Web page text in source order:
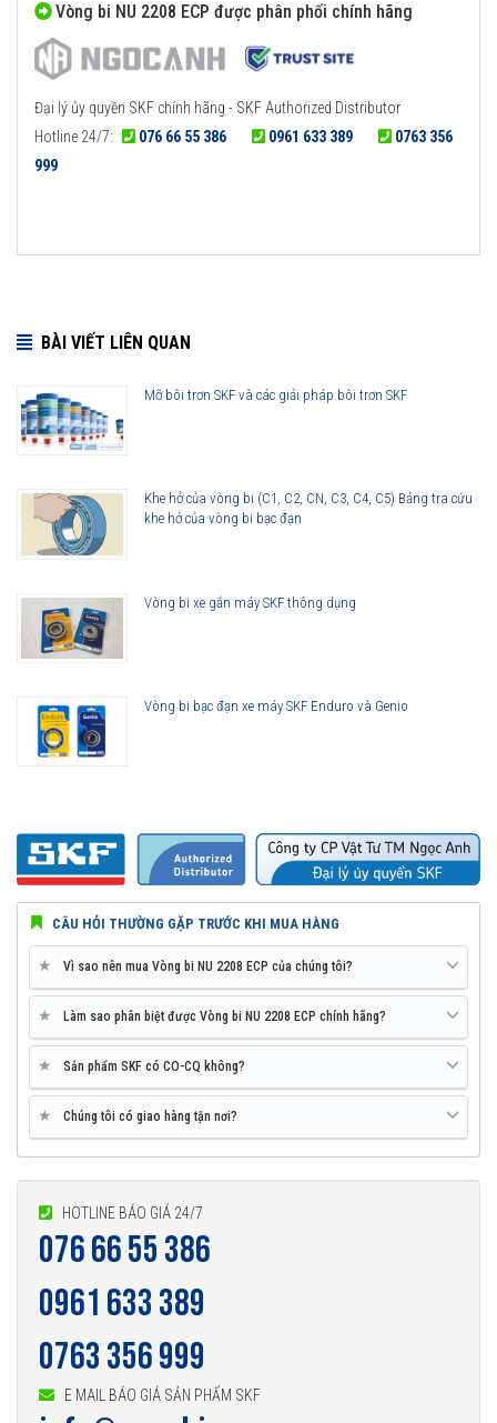
Vòng bi NU 2208 ECP được phân phối chính hãng
Đại lý ủy quyền SKF chính hãng - SKF Authorized Distributor
Hotline 24/7:
076 66 55 386 0961 633 389
0763 356
999
BÀI VIẾT LIÊN QUAN
Mỡ bôi trơn SKF và các giải pháp bôi trơn SKF
Khe hở của vòng bi (C1, C2, CN, C3, C4, C5) Bảng tra cứu
khe hở của vòng bi bạc đạn
Vòng bi xe gắn máy SKF thông dụng
Vòng bi bạc đạn xe máy SKF Enduro và Genio
CÂU HỎI THƯỜNG GẶP TRƯỚC KHI MUA HÀNG
★ Vì sao nên mua Vòng bi NU 2208 ECP của chúng tôi?
★ Làm sao phân biệt được Vòng bi NU 2208 ECP chính hãng?
★ Sản phẩm SKF có CO-CQ không?
★ Chúng tôi có giao hàng tận nơi?
HOTLINE BÁO GIÁ 24/7
076 66 55 386
0961 633 389
0763 356 999
E MAIL BÁO GIÁ SẢN PHẨM SKF